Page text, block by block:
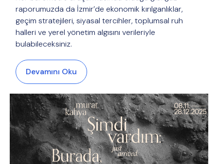
raporumuzda da İzmir’de ekonomik kırılganlıklar,
geçim stratejileri, siyasal tercihler, toplumsal ruh
halleri ve yerel yönetim algısını verileriyle
bulabileceksiniz.
Devamını Oku